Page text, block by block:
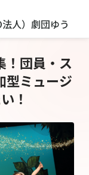
人）劇団ゆう
！団員・ス
型ミュージ
！